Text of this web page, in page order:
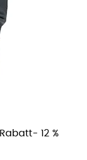
Rabatt- 12 %